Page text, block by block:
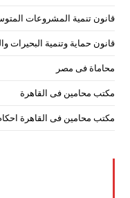
قانون تنمية المشروعات
قانون حماية وتنمية البحيرات
محاماة فى مصر
مكتب محامين فى القاهرة
مكتب محامين فى القاهرة